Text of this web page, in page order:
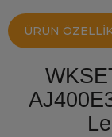
ÜRÜN